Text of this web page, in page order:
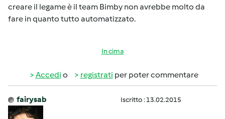
creare il legame è il team Bimby non avrebbe molto da
fare in quanto tutto automatizzato.
In cima
Accedi o registrati per poter commentare
fairysab Iscritto : 13.02.2015